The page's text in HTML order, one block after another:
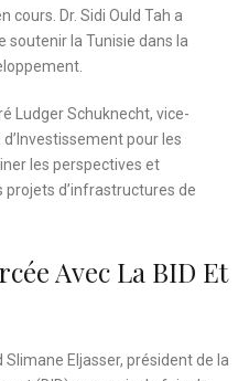
cours. Dr. Sidi Ould Tah a
soutenir la Tunisie dans la
Ludger Schuknecht, vice-
pour les
les perspectives et
d’infrastructures de
Avec La BID Et
Eljasser, président de la